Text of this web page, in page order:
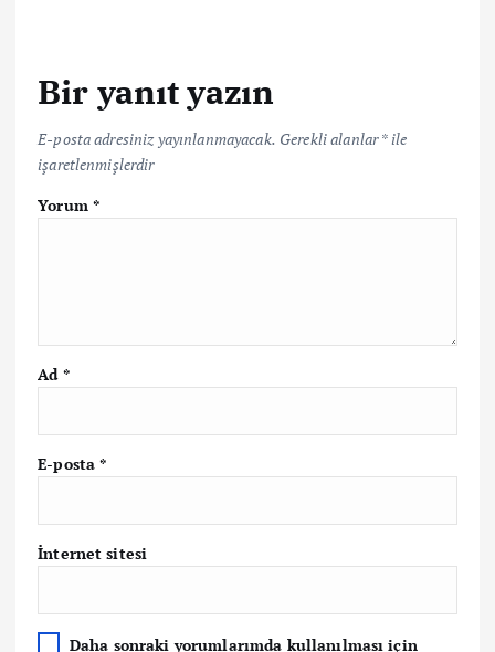
Bir yanıt yazın
E-posta adresiniz yayınlanmayacak. Gerekli alanlar*ile
işaretlenmişlerdir
Yorum *
Ad *
E-posta*
İnternet sitesi
Daha sonraki yorumlarımda kullanılması için